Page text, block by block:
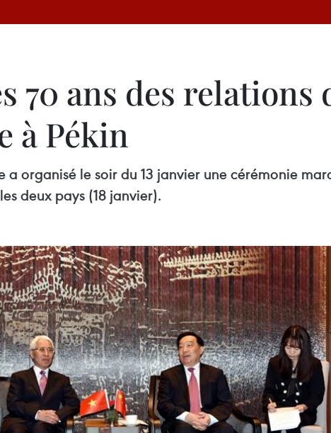
70 ans des
à Pékin
a organisé le soir du 13 janvier une cérémonie
deux pays (18 janvier).